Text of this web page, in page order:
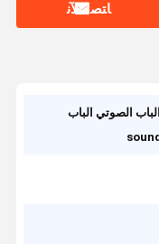
ﺎﺘﺼﻟ ﺍﻶﻧ
الصوتي الباب